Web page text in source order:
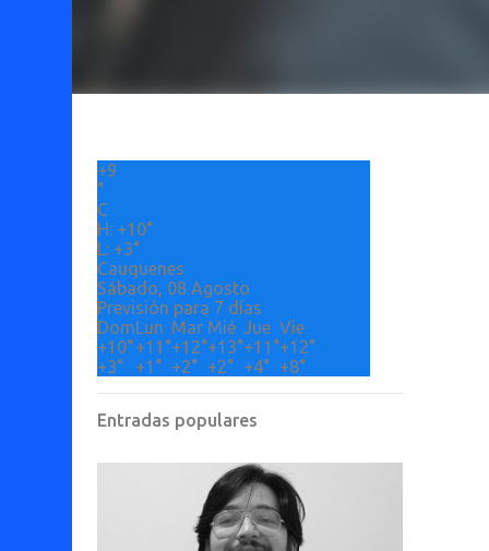
+9
°
C
H: +10°
L: +3°
Cauquenes
Sábado, 08 Agosto
Previsión para 7 días
DomLun Mar Mié Jue Vie
+10°+11°+12°+13°+11°+12°
+3° +1° +2° +2° +4° +8°
Entradas populares